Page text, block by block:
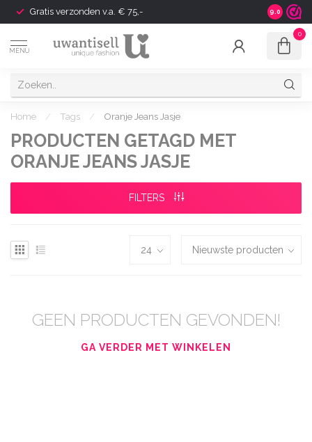
Gratis verzonden v.a. € 75,- Shipping
9.0
MENU
0
Home / Tags / Oranje Jeans Jasje
PRODUCTEN GETAGD MET
ORANJE JEANS JASJE
FILTERS
GEEN PRODUCTEN GEVONDEN!
GA VERDER MET WINKELEN